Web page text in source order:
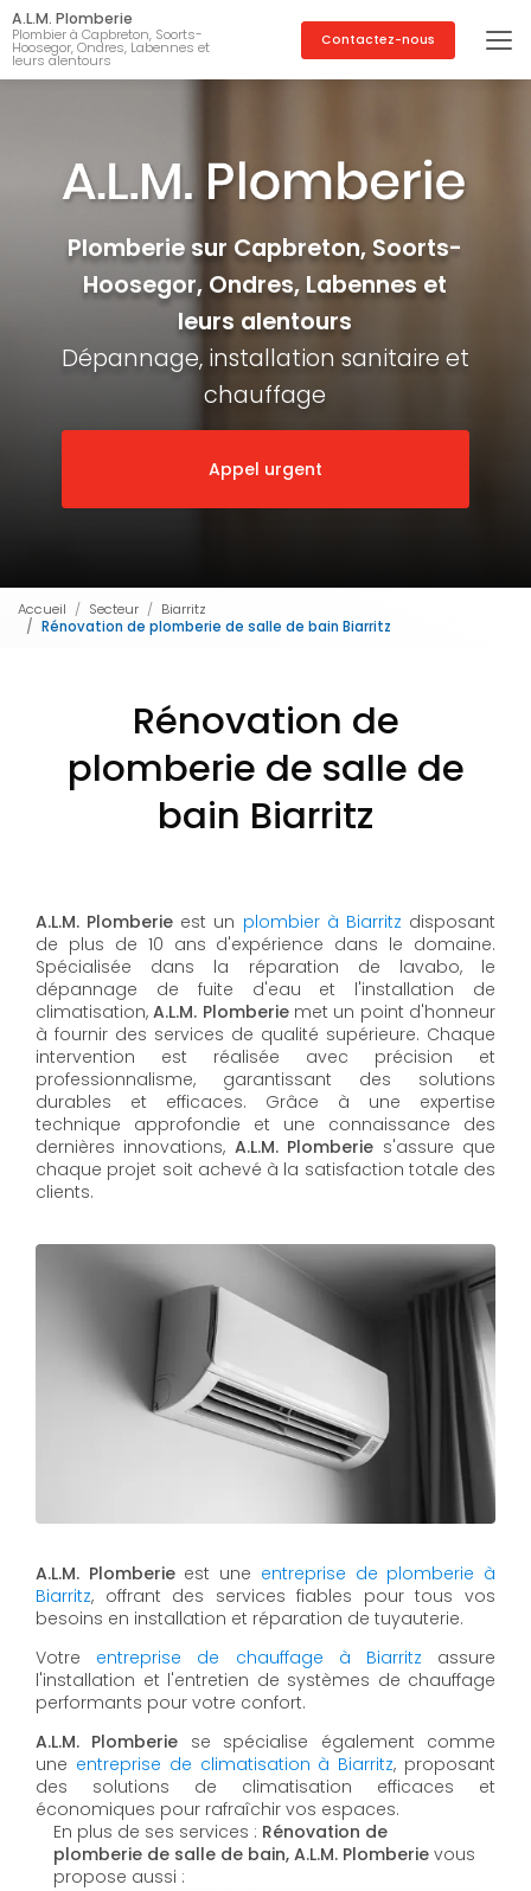
Aller
au
contenu
principal
A.L.M. Plomberie
Plombier à Capbreton, Soorts-
Hoosegor, Ondres, Labennes et
leurs alentours
Contactez-nous
Plomberie sur Capbreton, Soorts-
Hoosegor, Ondres, Labennes et
leurs alentours
Dépannage, installation sanitaire et
chauffage
Appel urgent
Accueil Secteur
Biarritz
Rénovation de plomberie de salle de bain Biarritz
Rénovation de
plomberie de salle de
bain Biarritz
A.L.M. Plomberie est un plombier à Biarritz disposant
de plus de 10 ans d'expérience dans le domaine.
Spécialisée dans la réparation de lavabo, le
dépannage de fuite d'eau et l'installation de
climatisation,A.L.M. Plomberiemet un point d'honneur
à fournir des services de qualité supérieure. Chaque
intervention est réalisée avec précision et
professionnalisme, garantissant des solutions
durables et efficaces. Grâce à une expertise
technique approfondie et une connaissance des
dernières innovations, A.L.M. Plomberie s'assure que
chaque projet soit achevé à la satisfaction totale des
clients.
A.L.M. Plomberieest une entreprise de plomberie à
Biarritz, offrant des services fiables pour tous vos
besoins en installation et réparation de tuyauterie.
Votre entreprise de chauffage à Biarritz assure
l'installation et l'entretien de systèmes de chauffage
performants pour votre confort.
A.L.M. Plomberie se spécialise également comme
une entreprise de climatisation à Biarritz, proposant
des solutions de climatisation efficaces et
économiques pour rafraîchir vos espaces.
En plus de ses services : Rénovation de
plomberie de salle de bain, A.L.M. Plomberie vous
propose aussi :